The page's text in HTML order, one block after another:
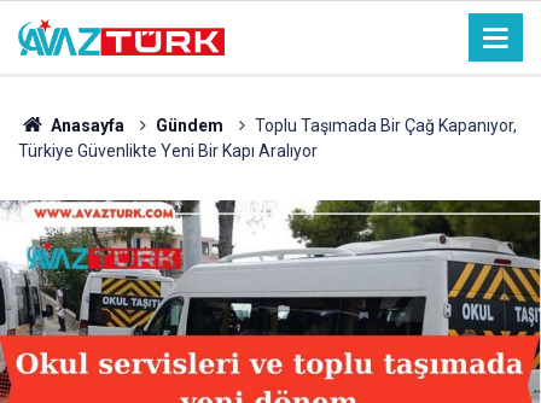
Anasayfa Gündem
Toplu Taşımada Bir Çağ Kapanıyor,
Türkiye Güvenlikte Yeni Bir Kapı Aralıyor